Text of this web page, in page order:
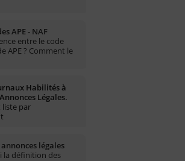
APE - NAF
entre le code
APE ? Comment le
Habilités à
Légales.
par
légales
la définition des